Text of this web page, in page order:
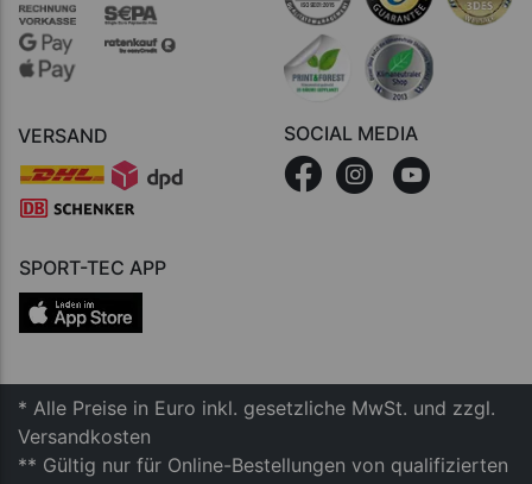
VERSAND SOCIAL MEDIA
SPORT-TEC APP
* Alle Preise in Euro inkl. gesetzliche MwSt. und zzgl.
Versandkosten
** Gültig nur für Online-Bestellungen von qualifizierten